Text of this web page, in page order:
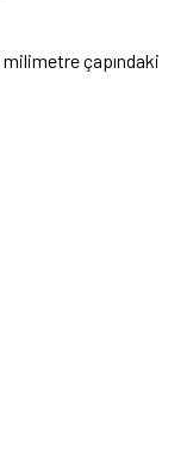
çapındaki